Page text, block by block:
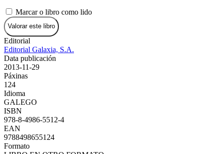
Marcar o libro como lido
Valorar este libro
Editorial
Editorial Galaxia, S.A.
Data publicación
2013-11-29
Páxinas
124
Idioma
GALEGO
ISBN
978-8-4986-5512-4
EAN
9788498655124
Formato